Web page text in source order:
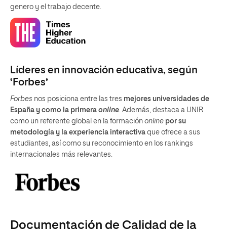
genero y el trabajo decente.
Líderes en innovación educativa, según
‘Forbes’
Forbes nos posiciona entre las tres mejores universidades de
España y como la primera online. Además, destaca a UNIR
como un referente global en la formación online por su
metodología y la experiencia interactiva que ofrece a sus
estudiantes, así como su reconocimiento en los rankings
internacionales más relevantes.
Documentación de Calidad de la